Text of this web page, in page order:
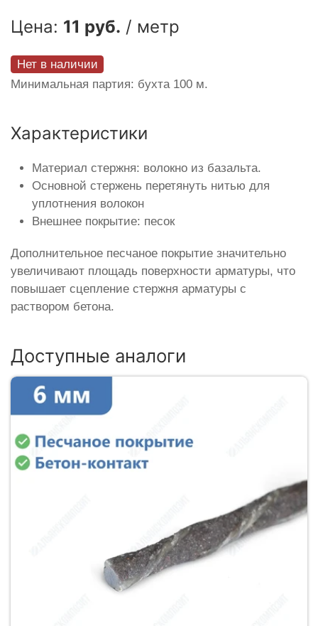
Цена: 11 руб. / метр
Нет в наличии
Минимальная партия: бухта 100 м.
Характеристики
Материал стержня: волокно из базальта.
Основной стержень перетянуть нитью для
уплотнения волокон
Внешнее покрытие: песок
Дополнительное песчаное покрытие значительно
увеличивают площадь поверхности арматуры, что
повышает сцепление стержня арматуры с
раствором бетона.
Доступные аналоги